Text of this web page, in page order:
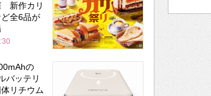
新作カリ
全6品が
の
バッテリ
リチウム